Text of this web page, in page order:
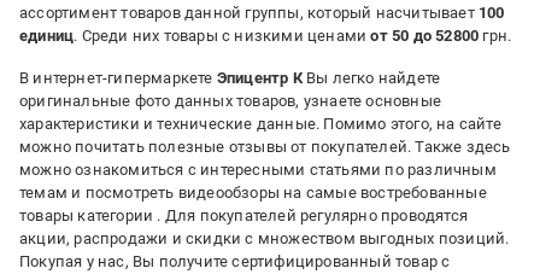
ассортимент товаров данной группы, который насчитывает 100
единиц. Среди них товары с низкими ценамиот 50 до 52800 грн.
В интернет-гипермаркете Эпицентр КВы легко найдете
оригинальные фото данных товаров, узнаете основные
характеристики и технические данные. Помимо этого, на сайте
можно почитать полезные отзывы от покупателей. Также здесь
можно ознакомиться с интересными статьями по различным
темам и посмотреть видеообзоры на самые востребованные
товары категории . Для покупателей регулярно проводятся
акции, распродажи и скидки с множеством выгодных позиций.
Покупая у нас, Вы получите сертифицированный товар с